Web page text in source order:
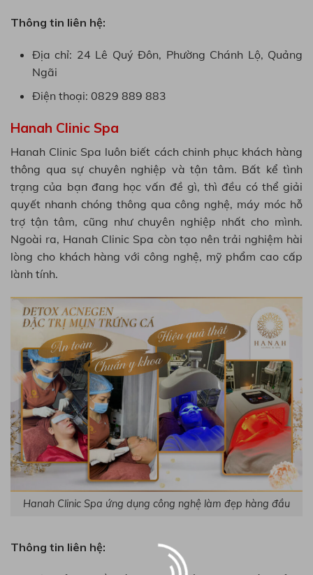
Thông tin liên hệ:
Địa chỉ: 24 Lê Quý Đôn, Phường Chánh Lộ, Quảng
Ngãi
Điện thoại: 0829 889 883
Hanah Clinic Spa
Hanah Clinic Spa luôn biết cách chinh phục khách hàng
thông qua sự chuyên nghiệp và tận tâm. Bất kể tình
trạng của bạn đang học vấn đề gì, thì đều có thể giải
quyết nhanh chóng thông qua công nghệ, máy móc hỗ
trợ tận tâm, cũng như chuyên nghiệp nhất cho mình.
Ngoài ra, Hanah Clinic Spa còn tạo nên trải nghiệm hài
lòng cho khách hàng với công nghệ, mỹ phẩm cao cấp
lành tính.
Hanah Clinic Spa ứng dụng công nghệ làm đẹp hàng đầu
Thông tin liên hệ:
×